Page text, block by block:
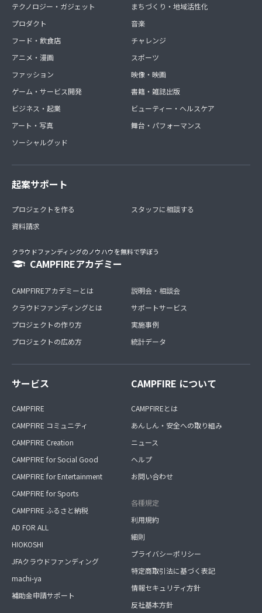
テクノロジー・ガジェット
プロダクト
フード・飲食店
アニメ・漫画
ファッション
ゲーム・サービス開発
ビジネス・起業
アート・写真
ソーシャルグッド
まちづくり・地域活性化
音楽
チャレンジ
スポーツ
映像・映画
書籍・雑誌出版
ビューティー・ヘルスケア
舞台・パフォーマンス
起案サポート
プロジェクトを作る
資料請求
スタッフに相談する
クラウドファンディングのノウハウを無料で学ぼう
CAMPFIREアカデミー
CAMPFIREアカデミーとは
クラウドファンディングとは
プロジェクトの作り方
プロジェクトの広め方
説明会・相談会
サポートサービス
実施事例
統計データ
サービス
CAMPFIRE
CAMPFIRE コミュニティ
CAMPFIRE Creation
CAMPFIRE for Social Good
CAMPFIRE for Entertainment
CAMPFIRE for Sports
CAMPFIRE ふるさと納税
AD FOR ALL
HIOKOSHI
JFAクラウドファンディング
machi-ya
補助金申請サポート
CAMPFIRE について
CAMPFIREとは
あんしん・安全への取り組み
ニュース
ヘルプ
お問い合わせ
各種規定
利用規約
細則
プライバシーポリシー
特定商取引法に基づく表記
情報セキュリティ方針
反社基本方針